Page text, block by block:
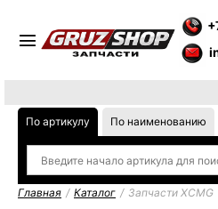
По артикулу По наименованию
Главная / Каталог / Запчасти XCMG